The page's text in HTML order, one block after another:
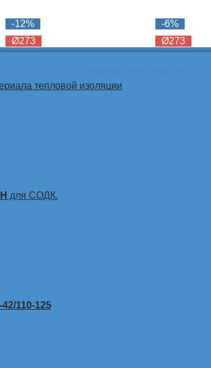
тепловой изоляции
для СОДК.
110-125
-6%
Ø273
-12%
Ø273